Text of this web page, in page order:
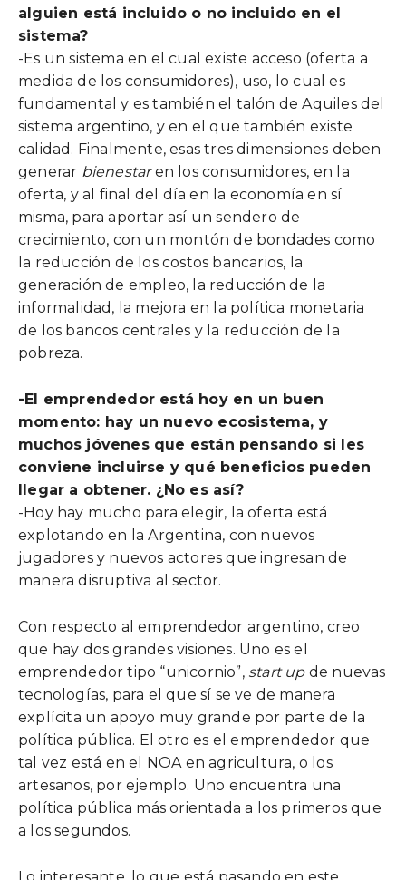
alguien está incluido o no incluido en el
sistema?
-Es un sistema en el cual existe acceso (oferta a
medida de los consumidores), uso, lo cual es
fundamental y es también el talón de Aquiles del
sistema argentino, y en el que también existe
calidad. Finalmente, esas tres dimensiones deben
generar bienestaren los consumidores, en la
oferta, y al final del día en la economía en sí
misma, para aportar así un sendero de
crecimiento, con un montón de bondades como
la reducción de los costos bancarios, la
generación de empleo, la reducción de la
informalidad, la mejora en la política monetaria
de los bancos centrales y la reducción de la
pobreza.
-El emprendedor está hoy en un buen
momento: hay un nuevo ecosistema, y
muchos jóvenes que están pensando si les
conviene incluirse y qué beneficios pueden
llegar a obtener. ¿No es así?
-Hoy hay mucho para elegir, la oferta está
explotando en la Argentina, con nuevos
jugadores y nuevos actores que ingresan de
manera disruptiva al sector.
Con respecto al emprendedor argentino, creo
que hay dos grandes visiones. Uno es el
emprendedor tipo “unicornio”, start upde nuevas
tecnologías, para el que sí se ve de manera
explícita un apoyo muy grande por parte de la
política pública. El otro es el emprendedor que
tal vez está en el NOA en agricultura, o los
artesanos, por ejemplo. Uno encuentra una
política pública más orientada a los primeros que
a los segundos.